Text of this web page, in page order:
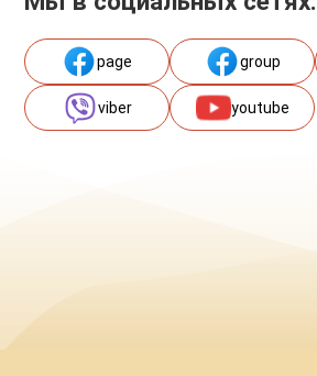
page group
viber youtube